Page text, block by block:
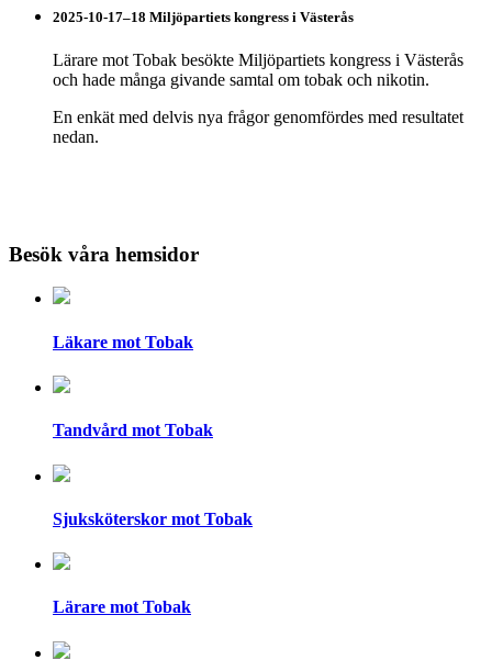
2025-10-17–18 Miljöpartiets kongress i Västerås
Lärare mot Tobak besökte Miljöpartiets kongress i Västerås
och hade många givande samtal om tobak och nikotin.
En enkät med delvis nya frågor genomfördes med resultatet
nedan.
Besök våra hemsidor
Läkare mot Tobak
Tandvård mot Tobak
Sjuksköterskor mot Tobak
Lärare mot Tobak